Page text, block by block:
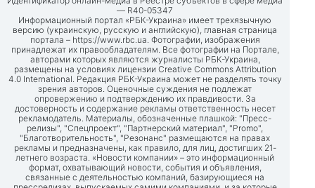
— R40-05347
Информационный портал «РБК-Украина» имеет трехязычную
версию (украинскую, русскую и английскую), главная страница
портала – https://www.rbc.ua. Фотографии, изображения
принадлежат их правообладателям. Все фотографии на Портале,
авторами которых являются журналисты РБК-Украина,
размещены на условиях лицензии Creative Commons Attribution
4.0 International. Редакция РБК-Украина может не разделять точку
зрения авторов. Оценочные суждения не подлежат
опровержению и подтверждению их правдивости. За
достоверность и содержание рекламы ответственность несет
рекламодатель. Материалы, обозначенные плашкой: "Пресс-
релизы", "Спецпроект", "Партнерский материал", "Promo",
"Благотворительность", "Резонанс" размещаются на правах
рекламы и предназначены, как правило, для лиц, достигших 21-
летнего возраста. «Новости компании» – это информационный
формат, охватывающий новости, события и объявления,
связанные с деятельностью компаний, базирующиеся на